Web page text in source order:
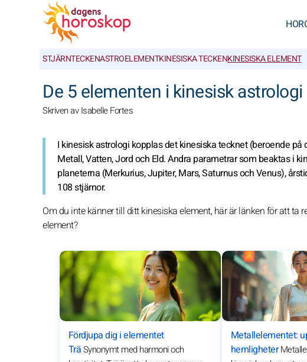
STJÄRNTECKENASTROELEMENTKINESISKA TECKENKINESISKA ELEMENT
De 5 elementen i kinesisk astrologi
Skriven av Isabelle Fortes
I kinesisk astrologi kopplas det kinesiska tecknet (beroende
Metall, Vatten, Jord och Eld. Andra parametrar som beaktas i
planeterna (Merkurius, Jupiter, Mars, Saturnus och Venus),
108 stjärnor.
Om du inte känner till ditt kinesiska element, här är länken för att ta
element?
Fördjupa dig i elementet
TräSynonymt med harmoni och
Metallelementet:
hemligheter